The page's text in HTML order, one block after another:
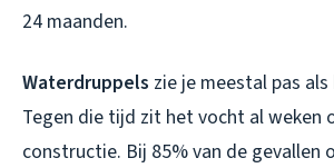
24 maanden.
Waterdruppels zie je meestal pas
Tegen die tijd zit het vocht al weken
constructie. Bij 85% van de gevallen